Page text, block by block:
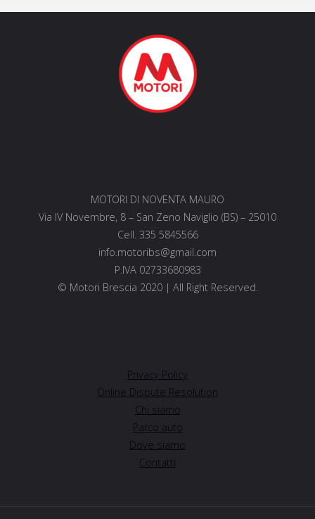
MOTORI DI NOVENTA MAURO
Via IV Novembre, 8 – San Zeno Naviglio (BS) – 25010
Cell. 335 5845566
info.motoribs@gmail.com
P.IVA 02733680983
© Motori Brescia 2020 | All Right Reserved.
Privacy Policy
Online Dispute Resolution
Chi siamo
Parco auto
Dove siamo
Contatti